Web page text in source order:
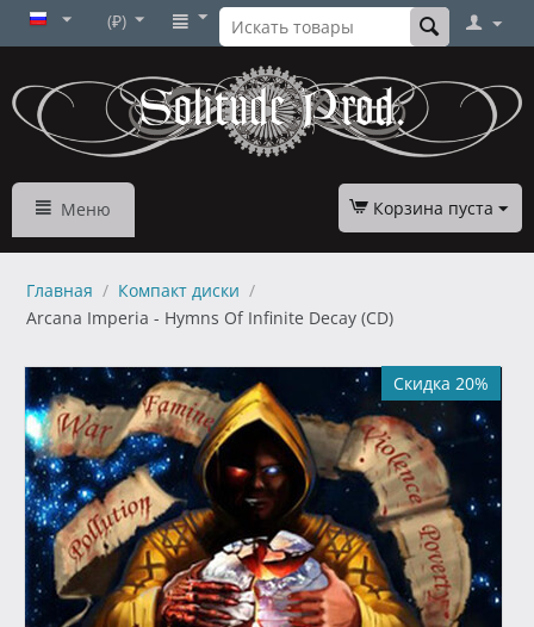
(₽)
Меню Корзина пуста
Главная / Компакт диски /
Arcana Imperia - Hymns Of Infinite Decay (CD)
Скидка 20%